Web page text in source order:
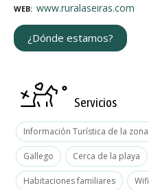
WEB www.ruralaseiras.com
¿Dónde estamos?
Servicios
Información Turística de la zona
Gallego Cerca de la playa
Habitaciones familiares Wifi